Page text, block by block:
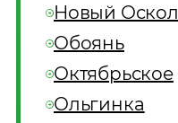
Новый Оскол
Обоянь
Октябрьское
Ольгинка